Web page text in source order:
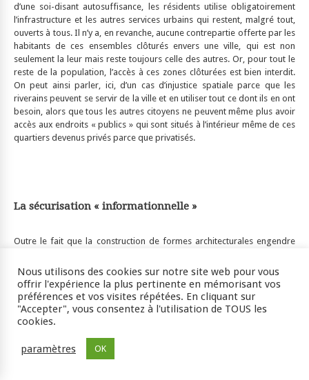
d’une soi-disant autosuffisance, les résidents utilise obligatoirement
l’infrastructure et les autres services urbains qui restent, malgré tout,
ouverts à tous. Il n’y a, en revanche, aucune contrepartie offerte par les
habitants de ces ensembles clôturés envers une ville, qui est non
seulement la leur mais reste toujours celle des autres. Or, pour tout le
reste de la population, l’accès à ces zones clôturées est bien interdit.
On peut ainsi parler, ici, d’un cas d’injustice spatiale parce que les
riverains peuvent se servir de la ville et en utiliser tout ce dont ils en ont
besoin, alors que tous les autres citoyens ne peuvent même plus avoir
accès aux endroits « publics » qui sont situés à l’intérieur même de ces
quartiers devenus privés parce que privatisés.
La sécurisation « informationnelle »
Outre le fait que la construction de formes architecturales engendre
sécurisation est aussi marquée par une informatisation du quotidien,
c’est-à-dire, par l’émergence de technologies destinées à la vigilance
informationnelle. En même temps que ces technologies peuvent
apporter une certaine sécurité, elles peuvent aussi générer de
nouvelles paranoïas et des violences nouvelles.
A Campinas, en réponse au fort taux de criminalité vécu par la ville
Nous utilisons des cookies sur notre site web pour vous
offrir l'expérience la plus pertinente en mémorisant vos
préférences et vos visites répétées. En cliquant sur
"Accepter", vous consentez à l'utilisation de TOUS les
cookies.
paramètres OK